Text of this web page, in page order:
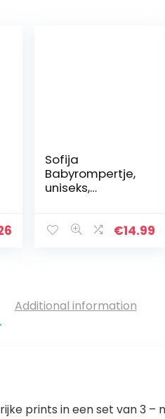
Sofija
Babyrompertje,
uniseks,
pasgeborenen,
jumpsuit…
€14.99
Additional information
prints in een set van 3